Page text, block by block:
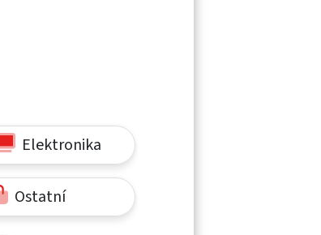
Elektronika
Ostatní